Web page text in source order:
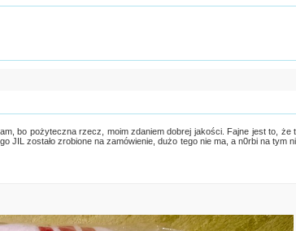
bo pożyteczna rzecz, moim zdaniem dobrej jakości. Fajne jest to, że
JIL zostało zrobione na zamówienie, dużo tego nie ma, a n0rbi na tym